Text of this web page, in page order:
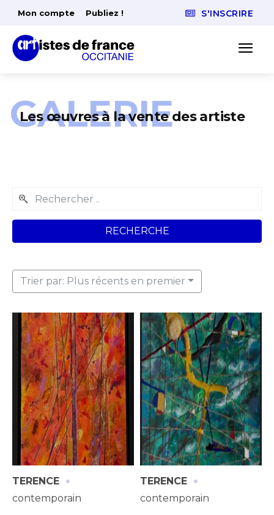
Mon compte Publiez ! S'INSCRIRE
Les œuvres à la vente des artiste
GALERIE
RECHERCHE
Trier par: Plus récents en premier
TERENCE ·
contemporain
TERENCE ·
contemporain